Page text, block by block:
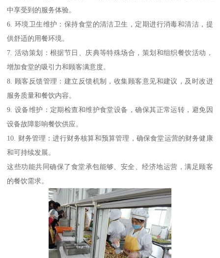
中享受到的服务体验。
6. 环境卫生维护：保持食堂的清洁卫生，定期进行消毒和清洁，提
供舒适的用餐环境。
7. 活动策划：根据节日、庆典等特殊场合，策划和组织餐饮活动，
增加食堂的吸引力和顾客满意度。
8. 顾客反馈管理：建立反馈机制，收集顾客意见和建议，及时改进
服务质量和餐饮内容。
9. 设备维护：定期检查和维护食堂设备，确保其正常运转，避免因
设备故障影响餐饮供应。
10. 财务管理：进行财务核算和预算管理，确保食堂运营的财务健康
和可持续发展。
这些功能共同确保了食堂承包能够、安全、经济地运营，满足顾客
的餐饮需求。